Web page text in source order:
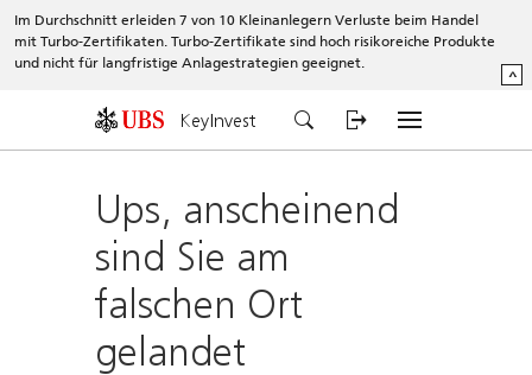
Im Durchschnitt erleiden 7 von 10 Kleinanlegern Verluste beim Handel
mit Turbo-Zertifikaten. Turbo-Zertifikate sind hoch risikoreiche Produkte
und nicht für langfristige Anlagestrategien geeignet.
^
KeyInvest
Ups, anscheinend
sind Sie am
falschen Ort
gelandet